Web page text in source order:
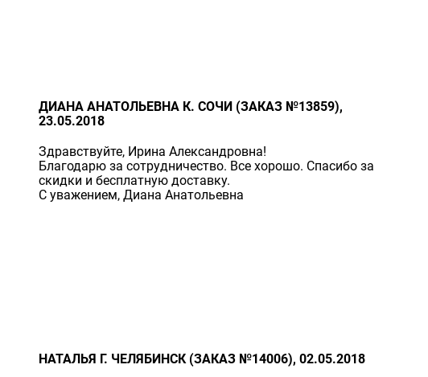
ДИАНА АНАТОЛЬЕВНА К. СОЧИ (ЗАКАЗ №13859),
23.05.2018
Здравствуйте, Ирина Александровна!
Благодарю за сотрудничество. Все хорошо. Спасибо за
скидки и бесплатную доставку.
С уважением, Диана Анатольевна
НАТАЛЬЯ Г. ЧЕЛЯБИНСК (ЗАКАЗ №14006), 02.05.2018